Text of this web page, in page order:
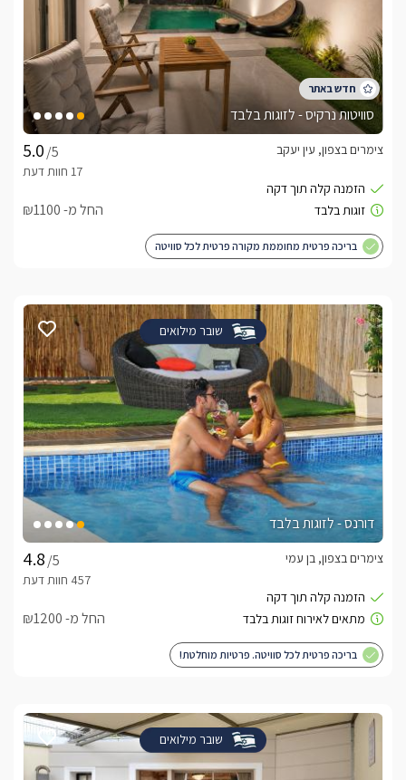
סוויטות נרקיס - לזוגות בלבד
/5
צימרים בצפון, עין יעקב
החל מ- ₪1100
בריכה פרטית מחוממת מקורה פרטית לכל סוויטה
שובר מילואים
דורנס - לזוגות בלבד
/5
צימרים בצפון, בן עמי
החל מ- ₪1200
בריכה פרטית לכל סוויטה. פרטיות מוחלטת!
שובר מילואים